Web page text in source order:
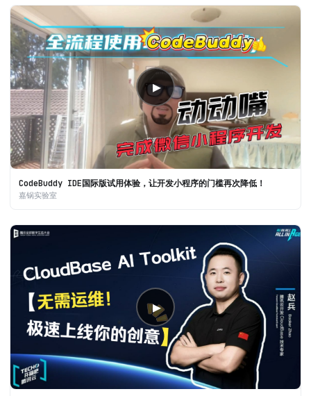
▶
CodeBuddy IDE国际版试用体验，让开发小程序的门槛再次降低！
嘉锅实验室
▶